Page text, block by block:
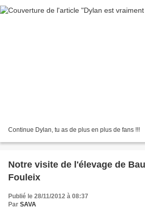
Continue Dylan, tu as de plus en plus de fans !!!
Notre visite de l'élevage de
Fouleix
Publié le 28/11/2012 à 08:37
Par SAVA